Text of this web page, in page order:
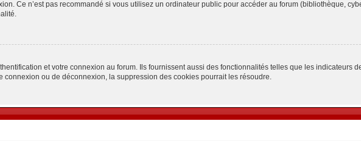
Ce n’est pas recommandé si vous utilisez un ordinateur public pour accéder au forum (bibliothèque,
et votre connexion au forum. Ils fournissent aussi des fonctionnalités telles que les indicateurs
ou de déconnexion, la suppression des cookies pourrait les résoudre.